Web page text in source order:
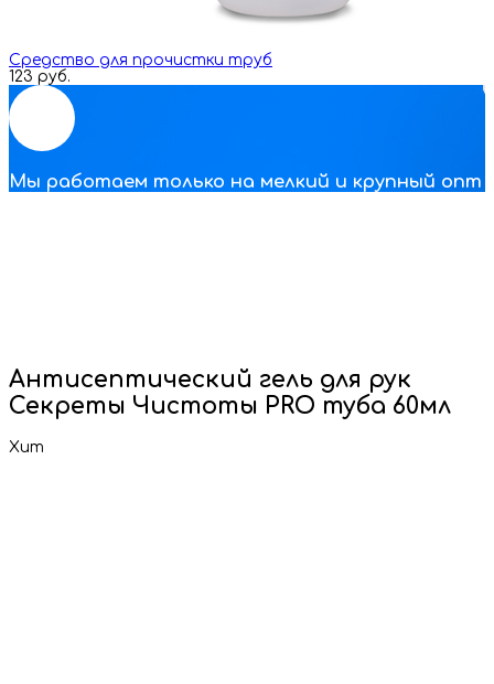
Средство для прочистки труб
123 руб.
Мы работаем только на мелкий и крупный опт
Антисептический гель для рук
Секреты Чистоты PRO туба 60мл
Хит